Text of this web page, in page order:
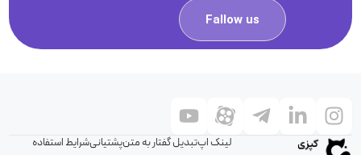
Fallow us
لینک اپتبدیل گفتار به متنپشتیانیشرایط استفاده